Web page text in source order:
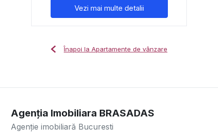
Vezi mai multe detalii
Înapoi la Apartamente de vânzare
Agenția Imobiliara BRASADAS
Agenție imobiliară Bucuresti